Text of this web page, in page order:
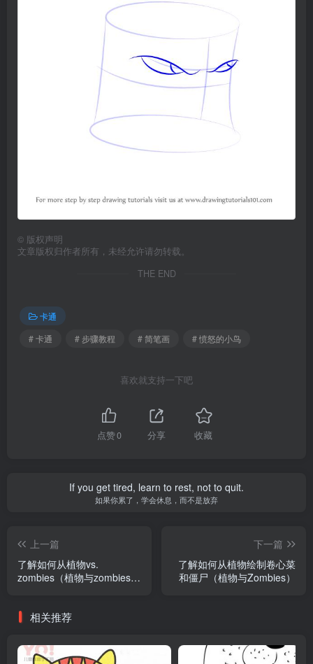
© 版权声明
文章版权归作者所有，未经允许请勿转载。
THE END
卡通
# 卡通
# 步骤教程 # 简笔画 # 愤怒的小鸟
喜欢就支持一下吧
点赞0 分享 收藏
If you get tired, learn to rest, not to quit.
如果你累了，学会休息，而不是放弃
上一篇
了解如何从植物vs.
zombies（植物与zombies）
下一篇
了解如何从植物绘制卷心菜
和僵尸（植物与Zombies）
相关推荐